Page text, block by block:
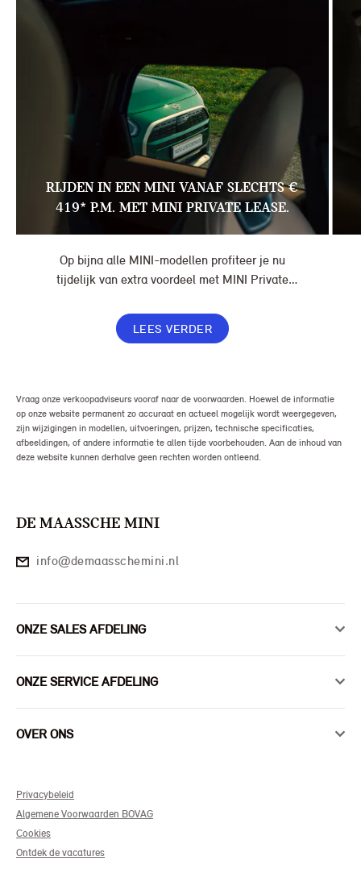
RIJDEN IN EEN MINI VANAF SLECHTS €
419* P.M. MET MINI PRIVATE LEASE.
Op bijna alle MINI-modellen profiteer je nu
tijdelijk van extra voordeel met MINI Private
maand, in plaats van € 449. Afhankelijk van de
uitvoering kan jouw voordeel nog verder oplopen.
LEES VERDER
Vraag onze verkoopadviseurs vooraf naar de voorwaarden. Hoewel de informatie
op onze website permanent zo accuraat en actueel mogelijk wordt weergegeven,
zijn wijzigingen in modellen, uitvoeringen, prijzen, technische specificaties,
afbeeldingen, of andere informatie te allen tijde voorbehouden. Aan de inhoud van
deze website kunnen derhalve geen rechten worden ontleend.
DE MAASSCHE MINI
info@demaasschemini.nl
ONZE SALES AFDELING
ONZE SERVICE AFDELING
OVER ONS
Privacybeleid
Algemene Voorwaarden BOVAG
Cookies
Ontdek de vacatures